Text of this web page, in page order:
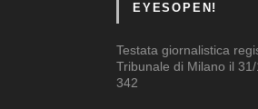
EYESOPEN!
Testata giornalistica
Tribunale di Milano il
342